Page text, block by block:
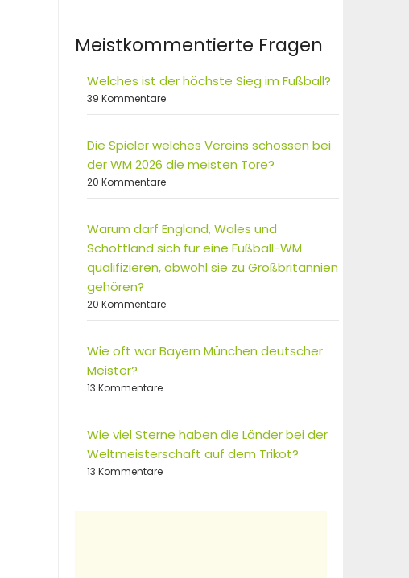
Meistkommentierte Fragen
Welches ist der höchste Sieg im Fußball?
39 Kommentare
Die Spieler welches Vereins schossen bei
der WM 2026 die meisten Tore?
20 Kommentare
Warum darf England, Wales und
Schottland sich für eine Fußball-WM
qualifizieren, obwohl sie zu Großbritannien
gehören?
20 Kommentare
Wie oft war Bayern München deutscher
Meister?
13 Kommentare
Wie viel Sterne haben die Länder bei der
Weltmeisterschaft auf dem Trikot?
13 Kommentare